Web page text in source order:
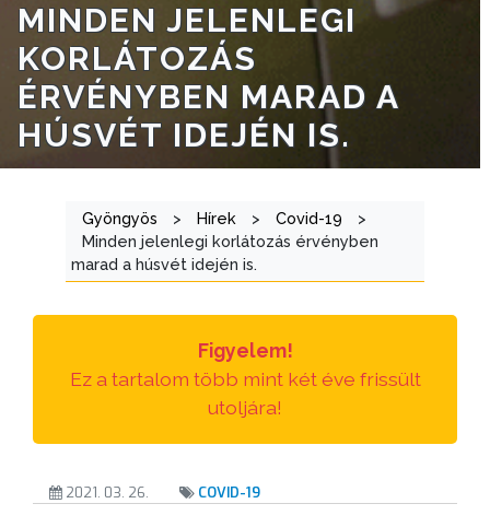
TÁJÉKOZTATÓK
ÁTLÁTHATÓSÁG
AZ
ÖNKORMÁNYZATI
INTÉZMÉNYEK
NYOMTATVÁNYOK
TESTÜLETI
MINDEN JELENLEGI
KORLÁTOZÁS
ÉRVÉNYBEN MARAD A
HÚSVÉT IDEJÉN IS.
Gyöngyös > Hírek > Covid-19
>
Minden jelenlegi korlátozás érvényben
marad a húsvét idején is.
Figyelem!
Ez a tartalom több mint két éve frissült
utoljára!
2021. 03. 26. COVID-19